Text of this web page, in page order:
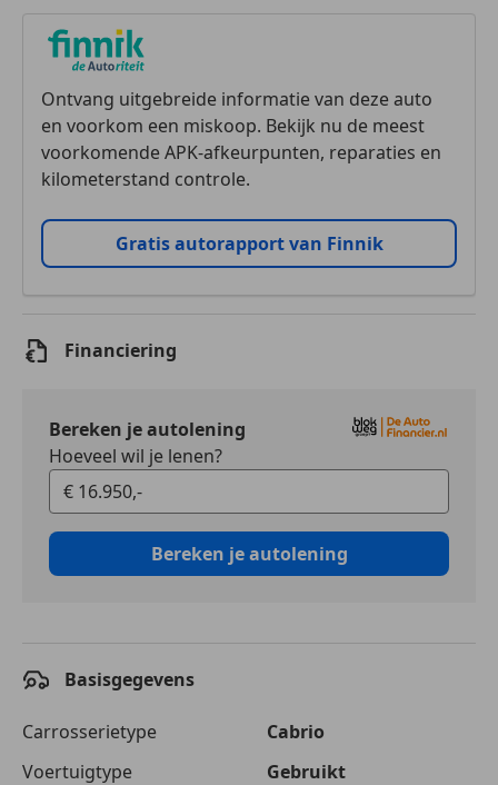
Ontvang uitgebreide informatie van deze auto
en voorkom een miskoop. Bekijk nu de meest
voorkomende APK-afkeurpunten, reparaties en
kilometerstand controle.
Gratis autorapport van Finnik
Financiering
Bereken je autolening
Hoeveel wil je lenen?
Bereken je autolening
Basisgegevens
Carrosserietype
Cabrio
Voertuigtype
Gebruikt